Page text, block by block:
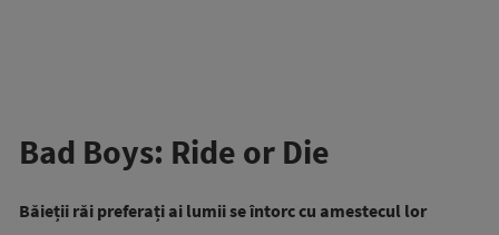
Bad Boys: Ride or Die
Băieții răi preferați ai lumii se întorc cu amestecul lor